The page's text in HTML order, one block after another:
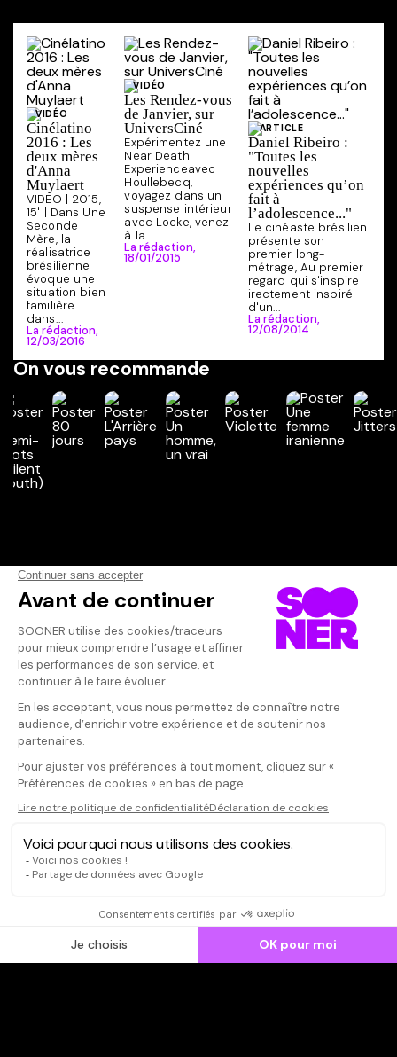
VIDÉO
Cinélatino
2016 : Les
deux mères
d'Anna
Muylaert
VIDEO | 2015,
15' | Dans Une
Seconde
Mère, la
réalisatrice
brésilienne
évoque une
situation bien
familière
dans...
La rédaction,
12/03/2016
VIDÉO
Les Rendez-vous
de Janvier, sur
UniversCiné
Expérimentez une
Near Death
Experienceavec
Houllebecq,
voyagez dans un
suspense intérieur
avec Locke, venez
à la...
La rédaction,
18/01/2015
ARTICLE
Daniel Ribeiro :
"Toutes les
nouvelles
expériences qu’on
fait à
l’adolescence..."
Le cinéaste brésilien
présente son
premier long-
métrage, Au premier
regard qui s'inspire
irectement inspiré
d'un...
La rédaction,
12/08/2014
On vous recommande
Vos avis
Donnez votre avis
Votre note
Votre commentaire
Il faut vous connecter pour
publier un avis
CONNEXION
Simple, beau,
ce que
souhaite je
Qui sommes-nous ?